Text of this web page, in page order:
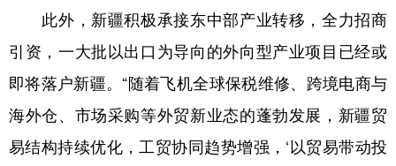
此外，新疆积极承接东中部产业转移，全力招商
引资，一大批以出口为导向的外向型产业项目已经或
即将落户新疆。“随着飞机全球保税维修、跨境电商与
海外仓、市场采购等外贸新业态的蓬勃发展，新疆贸
易结构持续优化，工贸协同趋势增强，‘以贸易带动投